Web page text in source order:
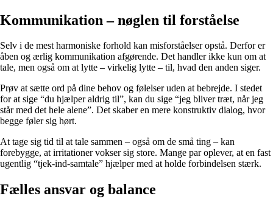
Kommunikation – nøglen til forståelse
Selv i de mest harmoniske forhold kan misforståelser opstå. Derfor er
åben og ærlig kommunikation afgørende. Det handler ikke kun om at
tale, men også om at lytte – virkelig lytte – til, hvad den anden siger.
Prøv at sætte ord på dine behov og følelser uden at bebrejde. I stedet
for at sige “du hjælper aldrig til”, kan du sige “jeg bliver træt, når jeg
står med det hele alene”. Det skaber en mere konstruktiv dialog, hvor
begge føler sig hørt.
At tage sig tid til at tale sammen – også om de små ting – kan
forebygge, at irritationer vokser sig store. Mange par oplever, at en fast
ugentlig “tjek-ind-samtale” hjælper med at holde forbindelsen stærk.
Fælles ansvar og balance